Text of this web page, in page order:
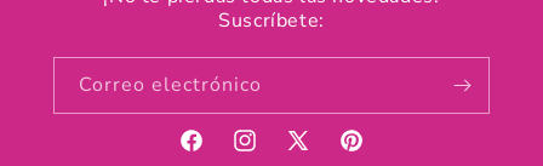
Suscríbete:
Correo electrónico
FacebookInstagram
X
Pinterest